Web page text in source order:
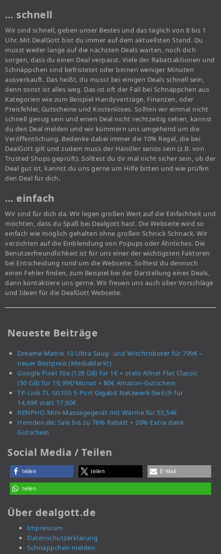
… schnell
Wir sind schnell, geben unser Bestes und das täglich von 8 bis 1
Uhr. Mit DealGott bist du immer auf dem aktuellsten Stand. Du
musst weder lange auf die nächsten Deals warten, noch dich
sorgen, dass du einen Deal verpasst. Viele der Rabattaktionen und
Schnäppchen sind befristetet oder binnen weniger Minuten
ausverkauft. Das heißt, du musst bei einigen Deals schnell sein,
denn sonst ist alles weg. Das ist oft der Fall bei Schnäppchen aus
Kategorien wie zum Beispiel Handyverträge, Finanzen, oder
Preisfehler, Gutscheine und Kostenloses. Sollten wir einmal nicht
schnell genug sein und einen Deal nicht rechtzeitig sehen, kannst
du den Deal melden und wir kümmern uns umgehend um die
Veröffentlichung. Bedenke dabei immer die 10% Regel, die bei
DealGott gilt und zudem muss der Händler seriös sein (z.B. von
Trusted Shops geprüft). Solltest du dir mal nicht sicher sein, ob der
Deal gut ist, kannst du uns gerne um Hilfe bitten und wie prüfen
den Deal für dich.
… einfach
Wir sind für dich da. Wir legen großen Wert auf die Einfachheit und
möchten, dass du Spaß bei Dealgott hast. Die Webseite wird so
einfach wie möglich gehalten ohne großen Schnick Schnack. Wir
verzichten auf die Einblendung von Popups oder Ähnliches. Die
Benutzerfreundlichkeit ist für uns einer der wichtigsten Faktoren
bei Entscheidung rund um die Webseite. Solltest du dennoch
einen Fehler finden, zum Beispiel bei der Darstellung eines Deals,
dann kontaktiere uns gerne. Wir freuen uns auch über Vorschläge
und Ideen für die DealGott Webseite.
Neueste Beiträge
Dreame Matrix 10 Ultra Saug- und Wischroboter für 799€ –
neuer Bestpreis (MediaMarkt)
Google Pixel 10a (128 GB) für 1€ + otelo Allnet Flat Classic
(50 GB) für 19,99€/Monat + 80€ Amazon-Gutschein
TP-Link TL-SG105 5-Port Gigabit Netzwerk-Switch für
14,69€ statt 17,90€
RENPHO Mini-Massagegerät mit Wärme für 53,54€
Hemden.de: Sale bis zu 76% Rabatt + 20% Extra dank
Gutschein
Social Media / Teilen
teilen teilen E-Mail
teilen
Über dealgott.de
Impressum
Datenschutzerklärung
Schnäppchen melden